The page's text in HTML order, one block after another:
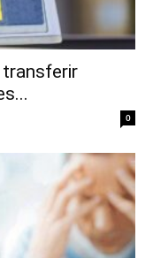
transferir
0